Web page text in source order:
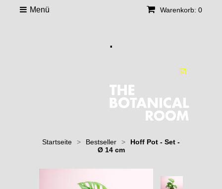
Warenkorb: 0
Menü
.
Startseite > Bestseller >
Hoff Pot - Set -
Ø 14 cm